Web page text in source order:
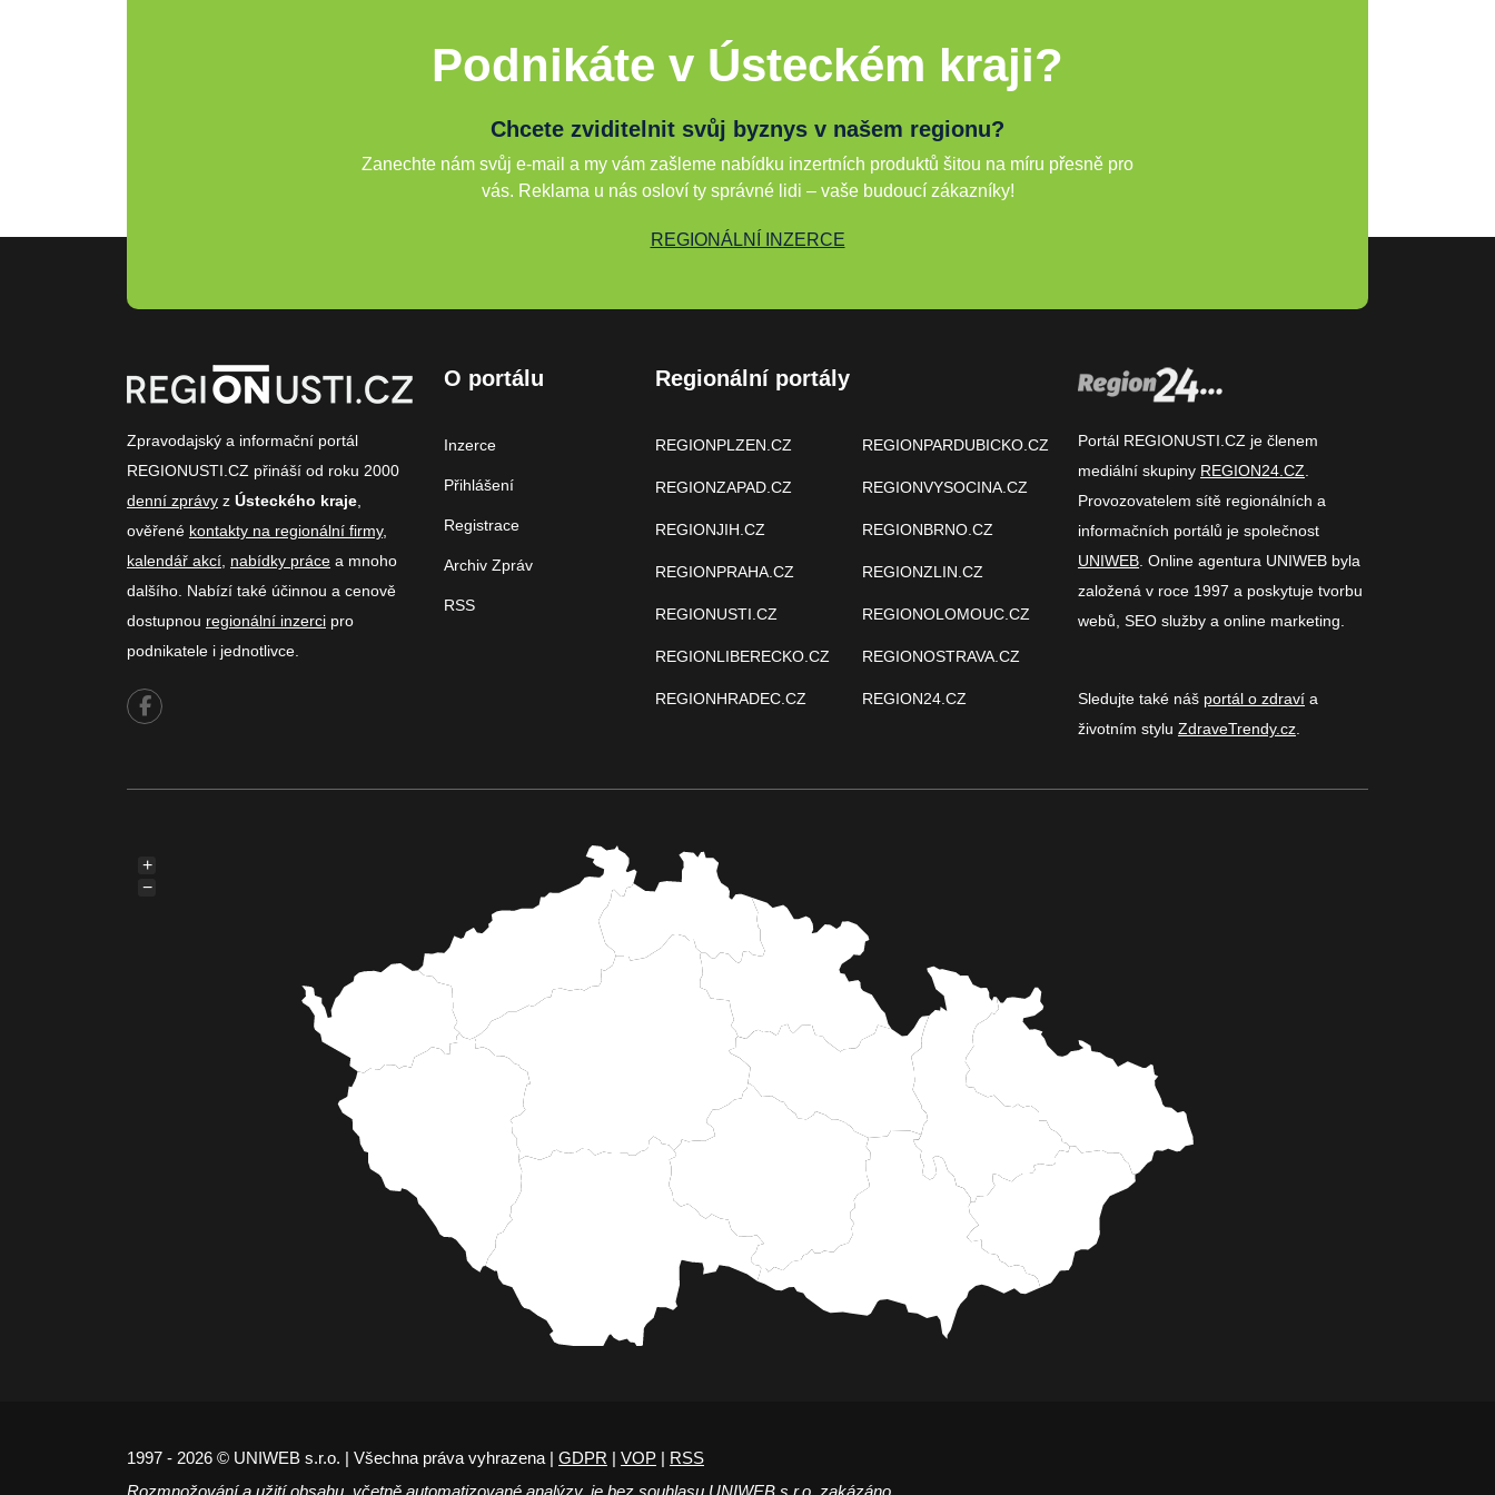
Podnikáte v Ústeckém kraji?
Chcete zviditelnit svůj byznys v našem regionu?
Zanechte nám svůj e-mail a my vám zašleme nabídku inzertních produktů šitou na míru přesně pro
vás. Reklama u nás osloví ty správné lidi – vaše budoucí zákazníky!
REGIONÁLNÍ INZERCE
Zpravodajský a informační portál
REGIONUSTI.CZ přináší od roku 2000
denní zprávy z Ústeckého kraje
ověřené kontakty na regionální firmy,
kalendář akcí nabídky práce a mnoho
dalšího. Nabízí také účinnou a cenově
dostupnou regionální inzerci pro
podnikatele i jednotlivce.
O portálu
Inzerce
Přihlášení
Registrace
Archiv Zpráv
RSS
Regionální portály
REGIONPLZEN.CZ
REGIONZAPAD.CZ
REGIONJIH.CZ
REGIONPRAHA.CZ
REGIONUSTI.CZ
REGIONLIBERECKO.CZ
REGIONHRADEC.CZ
REGIONPARDUBICKO.CZ
REGIONVYSOCINA.CZ
REGIONBRNO.CZ
REGIONZLIN.CZ
REGIONOLOMOUC.CZ
REGIONOSTRAVA.CZ
REGION24.CZ
Portál REGIONUSTI.CZ je členem
mediální skupiny REGION24.CZ
Provozovatelem sítě regionálních a
informačních portálů je společnost
UNIWEB . Online agentura UNIWEB byla
založená v roce 1997 a poskytuje tvorbu
webů, SEO služby a online marketing.
Sledujte také náš portál o zdraví a
životním stylu ZdraveTrendy.cz
+
−
1997 - 2026 © UNIWEB s.r.o. | Všechna práva vyhrazena | GDPR | VOP | RSS
Rozmnožování a užití obsahu, včetně automatizované analýzy, je bez souhlasu UNIWEB s.r.o. zakázáno.